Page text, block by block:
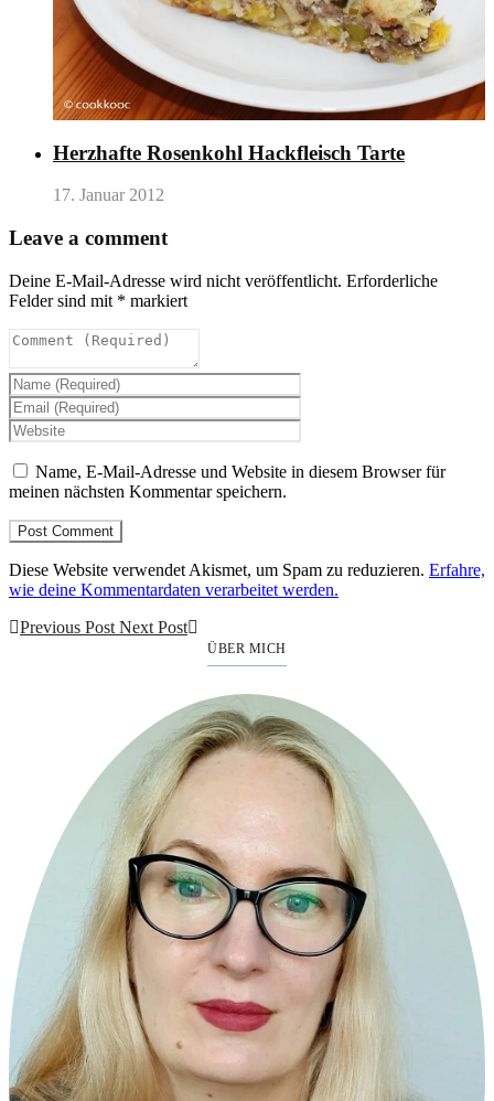
Herzhafte Rosenkohl Hackfleisch Tarte
17. Januar 2012
Leave a comment
Deine E-Mail-Adresse wird nicht veröffentlicht. Erforderliche
Felder sind mit * markiert
Name, E-Mail-Adresse und Website in diesem Browser für
meinen nächsten Kommentar speichern.
Diese Website verwendet Akismet, um Spam zu reduzieren. Erfahre,
wie deine Kommentardaten verarbeitet werden.
Previous Post Next Post
ÜBER MICH